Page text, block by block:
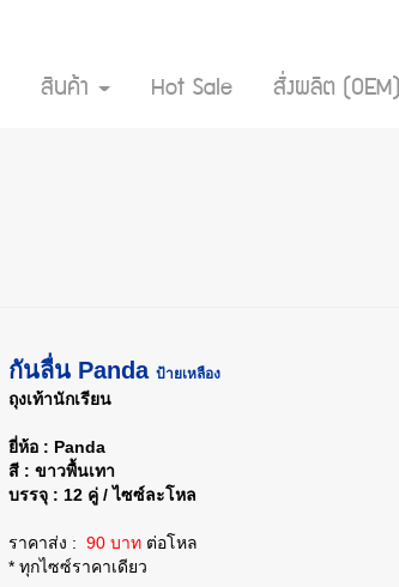
สินค้า Hot Sale สั่งผลิต (OEM)
กันลื่น Panda ป้ายเหลือง
ถุงเท้านักเรียน
ยี่ห้อ : Panda
สี : ขาวพื้นเทา
บรรจุ : 12 คู่ / ไซซ์ละโหล
ราคาส่ง : 90 บาท ต่อโหล
* ทุกไซซ์ราคาเดียว